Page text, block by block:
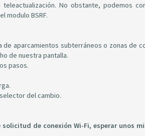
No obstante, podemos
modulo BSRF.
de aparcamientos subterráneos o zonas de
de nuestra pantalla.
pasos.
del cambio.
de conexión Wi-Fi, esperar unos